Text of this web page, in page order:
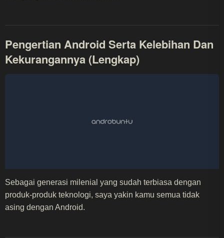
Pengertian Android Serta Kelebihan Dan
Kekurangannya (Lengkap)
Sebagai generasi milenial yang sudah terbiasa dengan
produk-produk teknologi, saya yakin kamu semua tidak
asing dengan Android.